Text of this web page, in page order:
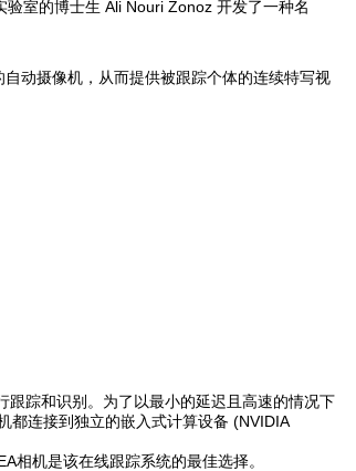
室的博士生 Ali Nouri Zonoz 开发了一种名
动摄像机，从而提供被跟踪个体的连续特写视
踪和识别。为了以最小的延迟且高速的情况下
都连接到独立的嵌入式计算设备 (NVIDIA
相机是该在线跟踪系统的最佳选择。